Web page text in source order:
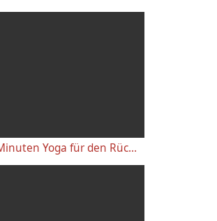
20 Minuten Yoga für den Rücken - Anfänger-Level